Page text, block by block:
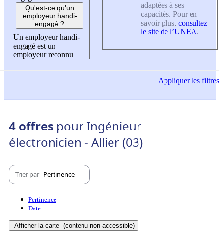
Qu'est-ce qu'un
employeur handi-
engagé ?
Un employeur handi-
engagé est un
employeur reconnu
adaptées à ses
capacités. Pour en
savoir plus, consultez
le site de l’UNEA.
Appliquerles filtres
4 offres pour Ingénieur
électronicien - Allier (03)
Trier par Pertinence
Pertinence
Date
Afficher la carte (contenu non-accessible)